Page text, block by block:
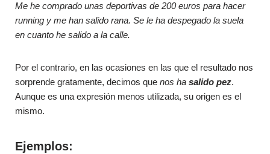
Me he comprado unas deportivas de 200 euros para hacer
running y me han salido rana. Se le ha despegado la suela
en cuanto he salido a la calle.
Por el contrario, en las ocasiones en las que el resultado nos
sorprende gratamente, decimos que nos ha salido pez.
Aunque es una expresión menos utilizada, su origen es el
mismo.
Ejemplos: